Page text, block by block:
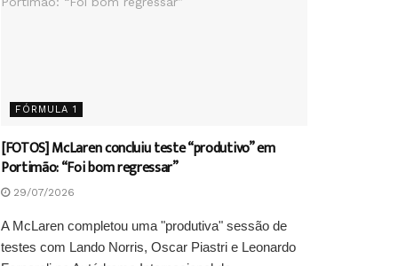
FÓRMULA 1
[FOTOS] McLaren concluiu teste “produtivo” em
Portimão: “Foi bom regressar”
29/07/2026
A McLaren completou uma "produtiva" sessão de
testes com Lando Norris, Oscar Piastri e Leonardo